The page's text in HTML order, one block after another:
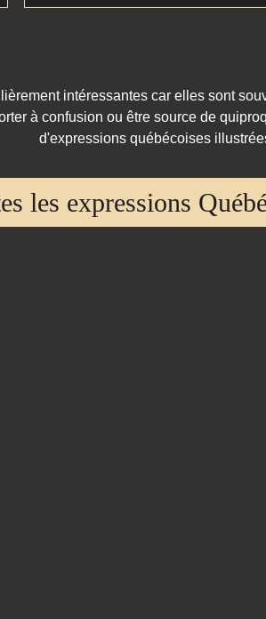
intéressantes car elles sont
à confusion ou être source de
d'expressions québécoises
les expressions